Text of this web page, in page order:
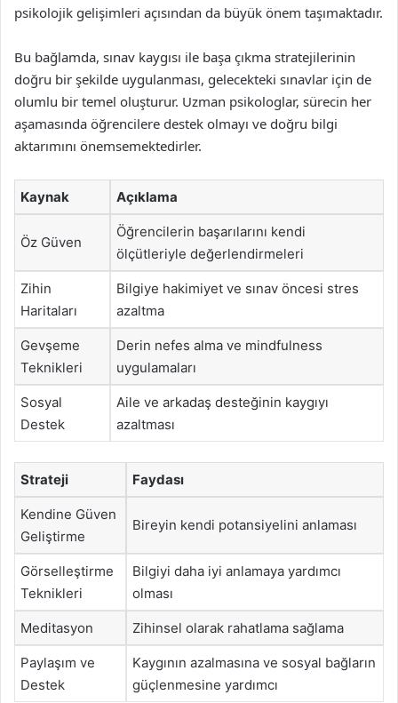
psikolojik gelişimleri açısından da büyük önem taşımaktadır.
Bu bağlamda, sınav kaygısı ile başa çıkma stratejilerinin
doğru bir şekilde uygulanması, gelecekteki sınavlar için de
olumlu bir temel oluşturur. Uzman psikologlar, sürecin her
aşamasında öğrencilere destek olmayı ve doğru bilgi
aktarımını önemsemektedirler.
Kaynak Açıklama
Öz Güven
Öğrencilerin başarılarını kendi
ölçütleriyle değerlendirmeleri
Zihin
Haritaları
Bilgiye hakimiyet ve sınav öncesi stres
azaltma
Gevşeme
Teknikleri
Derin nefes alma ve mindfulness
uygulamaları
Sosyal
Destek
Aile ve arkadaş desteğinin kaygıyı
azaltması
Strateji Faydası
Kendine Güven
Geliştirme
Bireyin kendi potansiyelini anlaması
Görselleştirme
Teknikleri
Bilgiyi daha iyi anlamaya yardımcı
olması
Meditasyon Zihinsel olarak rahatlama sağlama
Paylaşım ve
Destek
Kaygının azalmasına ve sosyal bağların
güçlenmesine yardımcı